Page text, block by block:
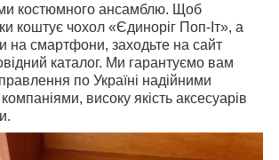
костюмного ансамблю. Щоб
коштує чохол «Єдиноріг Поп-Іт», а
на смартфони, заходьте на сайт
каталог. Ми гарантуємо вам
по Україні надійними
високу якість аксесуарів